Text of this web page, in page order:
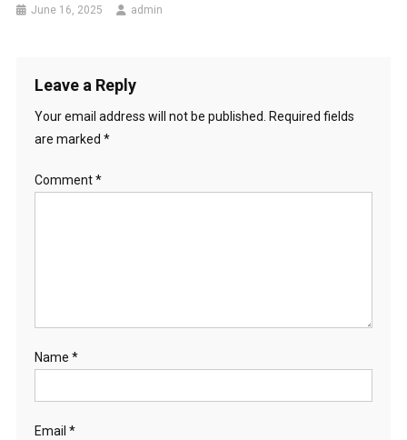
June 16, 2025 admin
Leave a Reply
Your email address will not be published.
Required fields
are marked *
Comment*
Name *
Email *